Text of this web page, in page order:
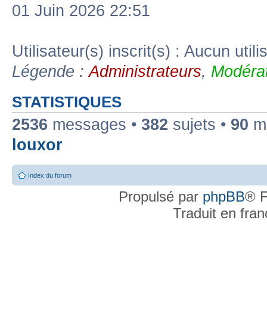
01 Juin 2026 22:51
Utilisateur(s) inscrit(s) : Aucun
Légende :Administrateurs,
STATISTIQUES
2536 messages • 382 sujets • 90
louxor
Index du forum
Propulsé par phpBB®
Traduit en